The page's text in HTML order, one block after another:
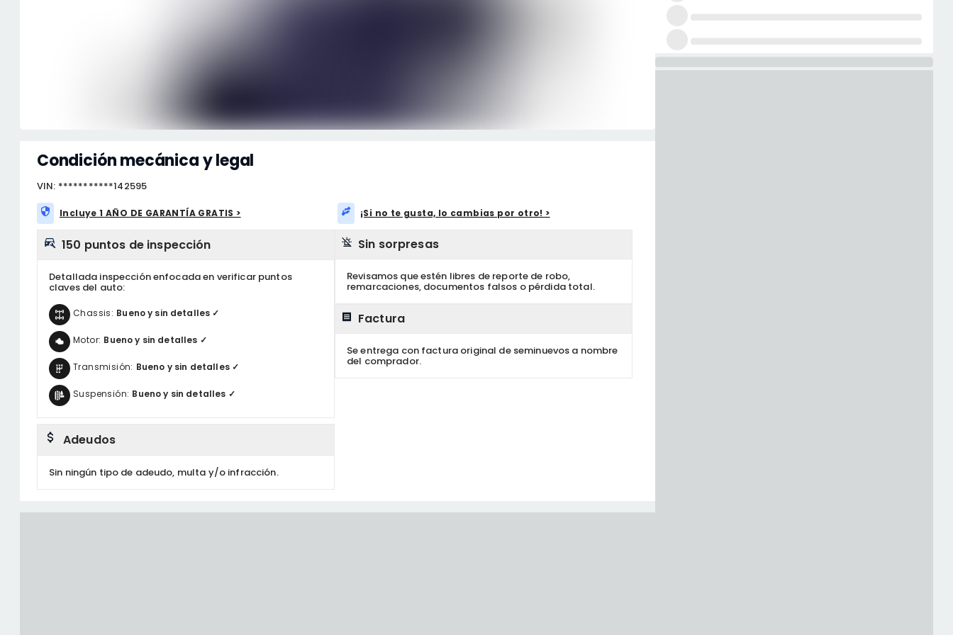
Condición mecánica y legal
VIN: ***********142595
Incluye 1 AÑO DE GARANTÍA GRATIS > ¡Si no te gusta, lo cambias por otro! >
150 puntos de inspección
Detallada inspección enfocada en verificar puntos
claves del auto:
Chassis: Bueno y sin detalles ✓
Motor: Bueno y sin detalles ✓
Transmisión: Bueno y sin detalles ✓
Suspensión: Bueno y sin detalles ✓
Adeudos
Sin ningún tipo de adeudo, multa y/o infracción.
Sin sorpresas
Revisamos que estén libres de reporte de robo,
remarcaciones, documentos falsos o pérdida total.
Factura
Se entrega con factura original de seminuevos a nombre
del comprador.